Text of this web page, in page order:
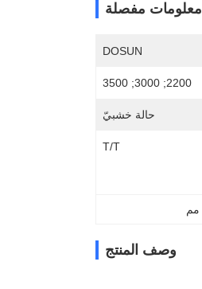
معلومات مفصلة
DOSUN
2200; 3000; 3500
حالة خشبيّ
T/T
وصف المنتج